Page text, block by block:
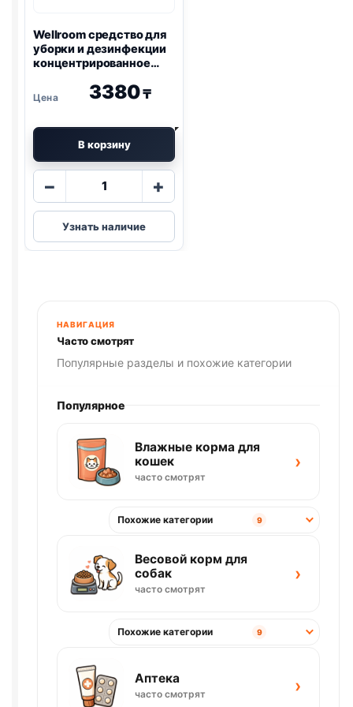
Wellroom средство для
уборки и дезинфекции
концентрированное
3380₸
В корзину
−
Количество
Wellroom
средство
для
концентрированное
манго
500мл
+
Узнать наличие
НАВИГАЦИЯ
Часто смотрят
Популярные разделы и похожие категории
Популярное
Влажные корма для
кошек
часто смотрят
›
Похожие категории 9
Весовой корм для
собак
часто смотрят
›
Похожие категории 9
Аптека
часто смотрят ›